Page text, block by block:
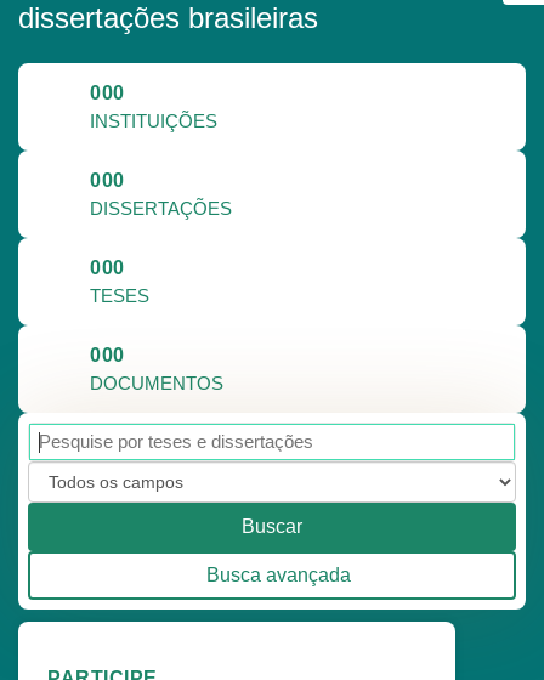
dissertações brasileiras
000
INSTITUIÇÕES
000
DISSERTAÇÕES
000
TESES
000
DOCUMENTOS
Buscar
Busca avançada